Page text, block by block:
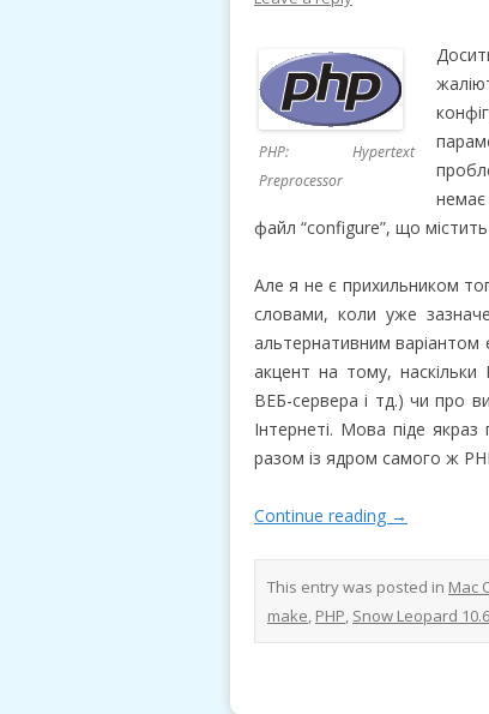
PHP: Hypertext
Preprocessor
файл “configure”, що
Але я не є прихильником
словами, коли уже
альтернативним варіантом
акцент на тому, наскільки
ВЕБ-сервера і тд.) чи про
Інтернеті. Мова піде
разом із ядром самого ж
Continue reading →
This entry was posted in Mac
make, PHP, Snow Leopard 10.6